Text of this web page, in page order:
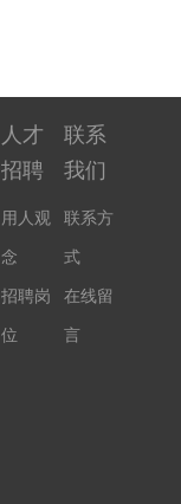
人才
招聘
用人观
念
招聘岗
位
联系
我们
联系方
式
在线留
言